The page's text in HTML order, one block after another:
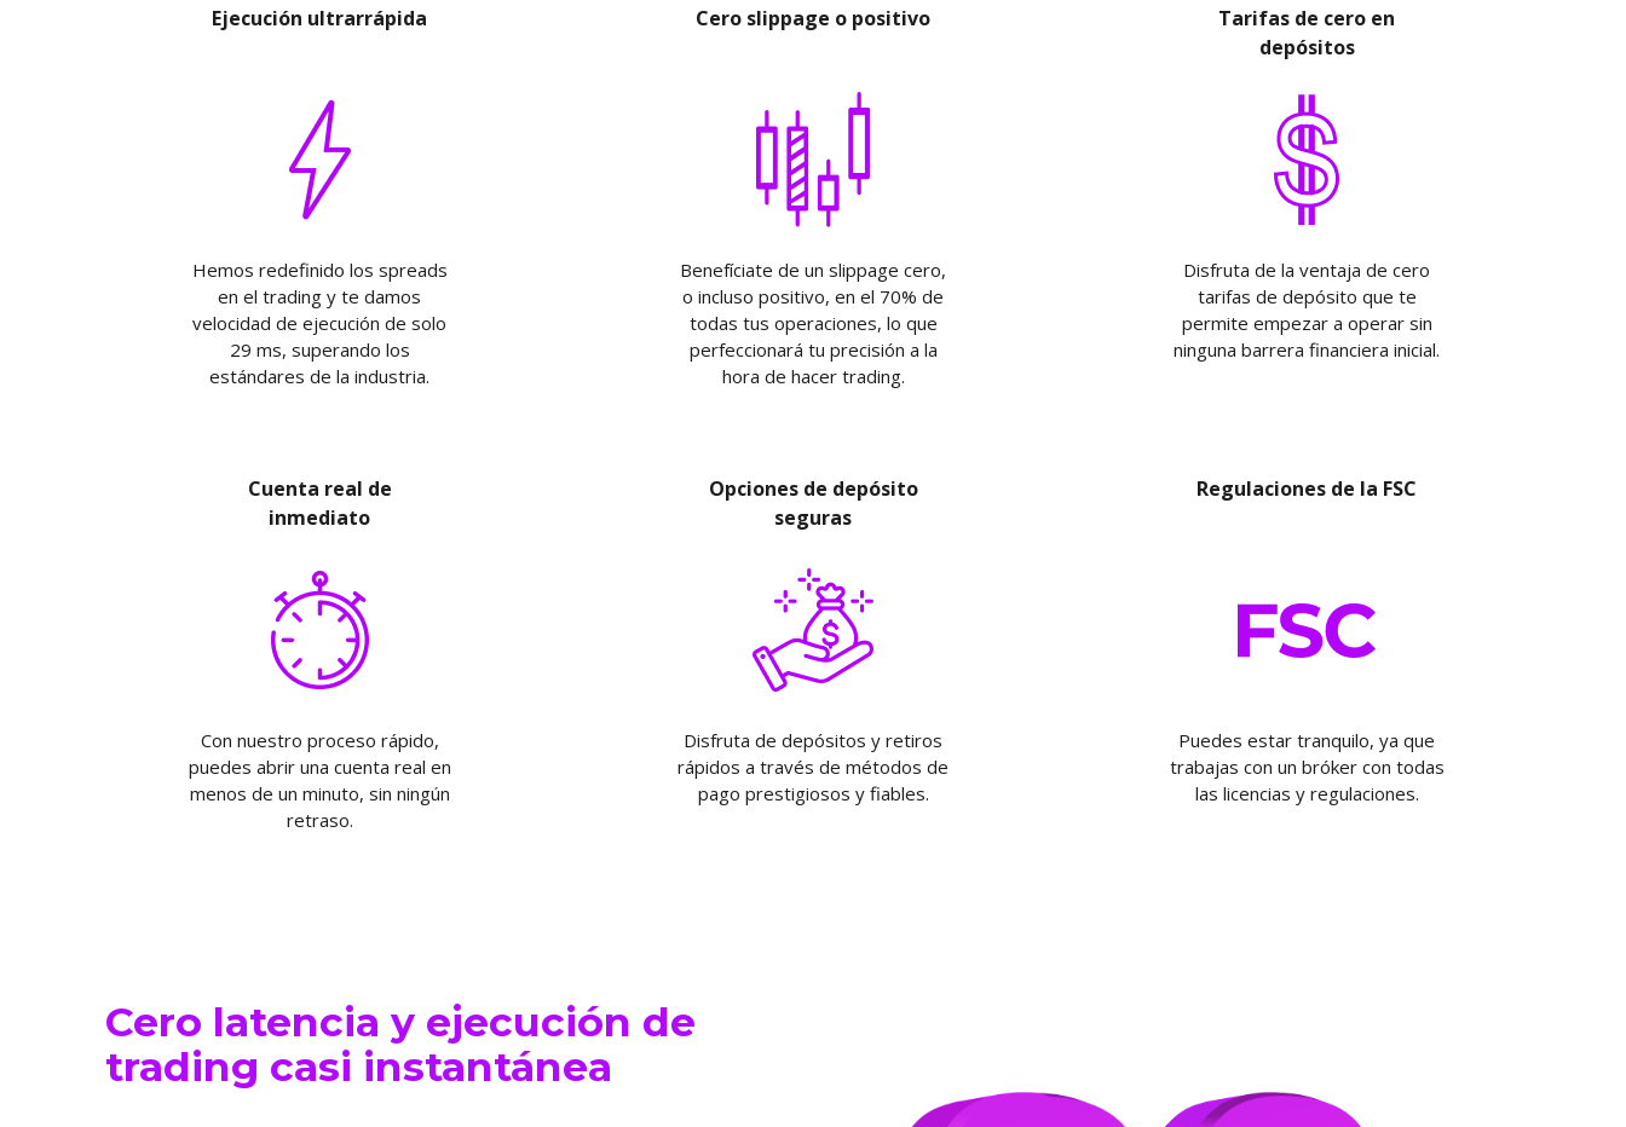
Ejecución ultrarrápida
Hemos redefinido los spreads
en el trading y te damos
velocidad de ejecución de solo
29 ms, superando los
estándares de la industria.
Cero slippage o positivo
Benefíciate de un slippage cero,
o incluso positivo, en el 70% de
todas tus operaciones, lo que
perfeccionará tu precisión a la
hora de hacer trading.
Tarifas de cero en
depósitos
Disfruta de la ventaja de cero
tarifas de depósito que te
permite empezar a operar sin
ninguna barrera financiera inicial.
Cuenta real de
inmediato
Con nuestro proceso rápido,
puedes abrir una cuenta real en
menos de un minuto, sin ningún
retraso.
Opciones de depósito
seguras
Disfruta de depósitos y retiros
rápidos a través de métodos de
pago prestigiosos y fiables.
Regulaciones de la FSC
Puedes estar tranquilo, ya que
trabajas con un bróker con todas
las licencias y regulaciones.
Cero latencia y ejecución de
trading casi instantánea